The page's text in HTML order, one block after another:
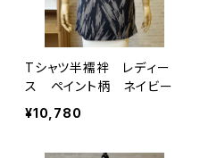
Tシャツ半襦袢 レディー
ス ペイント柄 ネイビー
¥10,780